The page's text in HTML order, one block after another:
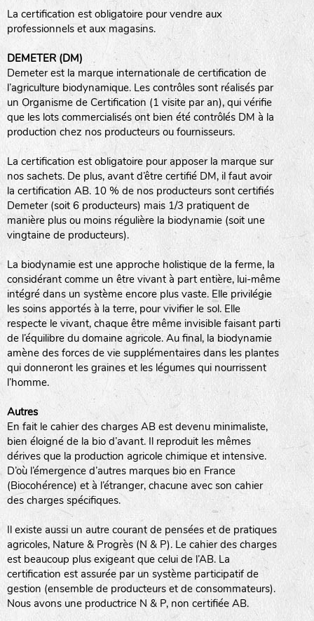
LA RÉFÉRENCE :FBEL20BPA1A (en haut à gauche)
F : Fleurs.
Les autres catégories étant :
E: Engrais vert
: Légumes
A : Aromatiques
BEL : Code de la variété(Ici Belle de nuit)
20 : Année de récolte(ici 2020)
BPA : Initiales du producteur ou du fournisseur de la
La certification est obligatoire pour vendre aux
professionnels et aux magasins.
DEMETER (DM)
Demeter est la marque internationale de certification de
l’agriculture biodynamique. Les contrôles sont réalisés par
un Organisme de Certification (1 visite par an), qui vérifie
que les lots commercialisés ont bien été contrôlés DM à la
production chez nos producteurs ou fournisseurs.
La certification est obligatoire pour apposer la marque sur
nos sachets. De plus, avant d’être certifié DM, il faut avoir
la certification AB. 10 % de nos producteurs sont certifiés
Demeter (soit 6 producteurs) mais 1/3 pratiquent de
manière plus ou moins régulière la biodynamie (soit une
vingtaine de producteurs).
La biodynamie est une approche holistique de la ferme, la
considérant comme un être vivant à part entière, lui-même
intégré dans un système encore plus vaste. Elle privilégie
les soins apportés à la terre, pour vivifier le sol. Elle
respecte le vivant, chaque être même invisible faisant parti
de l’équilibre du domaine agricole. Au final, la biodynamie
amène des forces de vie supplémentaires dans les plantes
qui donneront les graines et les légumes qui nourrissent
l’homme.
Autres
En fait le cahier des charges AB est devenu minimaliste,
bien éloigné de la bio d’avant. Il reproduit les mêmes
dérives que la production agricole chimique et intensive.
D’où l’émergence d’autres marques bio en France
(Biocohérence) et à l’étranger, chacune avec son cahier
des charges spécifiques.
Il existe aussi un autre courant de pensées et de pratiques
agricoles, Nature & Progrès (N & P). Le cahier des charges
est beaucoup plus exigeant que celui de l’AB. La
certification est assurée par un système participatif de
gestion (ensemble de producteurs et de consommateurs).
Nous avons une productrice N & P, non certifiée AB.
zone sauvage
mare
tas de compost
fleurs
animaux domestiques
animaux sauvages
biodiversité cultivée